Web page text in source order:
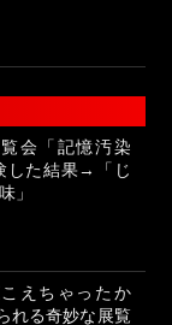
会「記憶汚染
した結果→「じ
」
えちゃったか
る奇妙な展覧